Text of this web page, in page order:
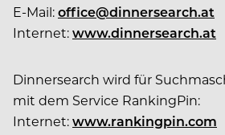
E-Mail:office@dinnersearch.at
Internet:www.dinnersearch.at
Dinnersearch wird für
mit dem Service RankingPin:
Internet:www.rankingpin.com